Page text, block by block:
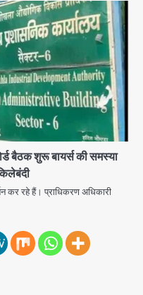
बैठक शुरू बायर्स की समस्या
कर रहे हैं। प्राधिकरण अधिकारी
Building
गार्ड की गोली से 17
Delhi flight:
पॉजिटिव, 17 घायल;
Plane Crash:
क्रैश, जांच शुरू
News: बारिश के बाद
और गड्ढे, सीवर काम से